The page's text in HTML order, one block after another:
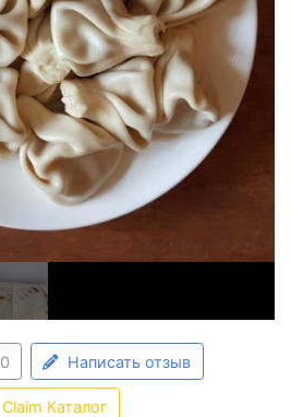
0 Написать отзыв
Claim Каталог